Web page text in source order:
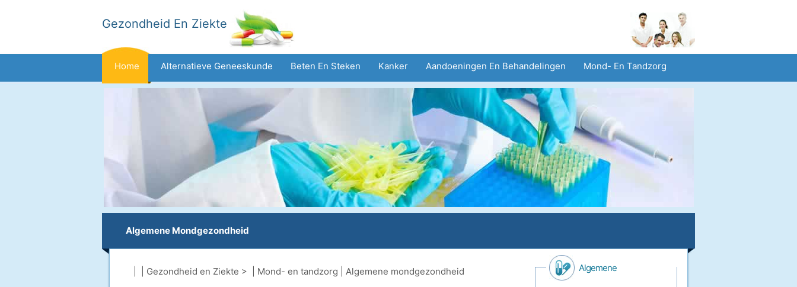
Gezondheid En Ziekte
Home Alternatieve Geneeskunde Beten En Steken Kanker Aandoeningen En Behandelingen Mond- En Tandzorg
Gezinsgezondheid Geestelijke Gezondheid Volksgezondheid En Veiligheid
Algemene Mondgezondheid
Gezondheid en Ziekte > | Mond- en tandzorg Algemene mondgezondheid Algemene